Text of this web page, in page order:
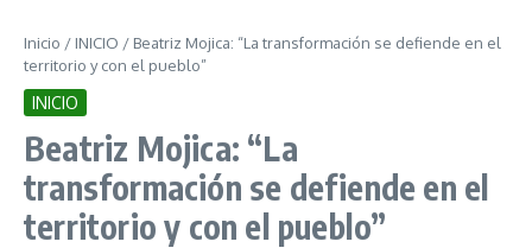
Inicio / INICIO / Beatriz Mojica: “La transformación se defiende en el
territorio y con el pueblo”
INICIO
Beatriz Mojica: “La
transformación se defiende en el
territorio y con el pueblo”